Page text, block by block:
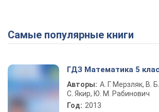
Самые популярные книги
ГДЗ Математика 5
Авторы: А. Г. Мерзляк, В.
С. Якир, Ю. М. Рабинович
Год: 2013